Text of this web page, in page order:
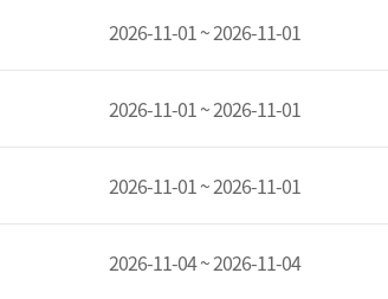
2026-11-01 ~ 2026-11-01
2026-11-01 ~ 2026-11-01
2026-11-01 ~ 2026-11-01
2026-11-04 ~ 2026-11-04